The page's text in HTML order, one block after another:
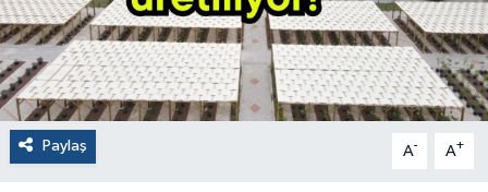
Paylaş A- A+